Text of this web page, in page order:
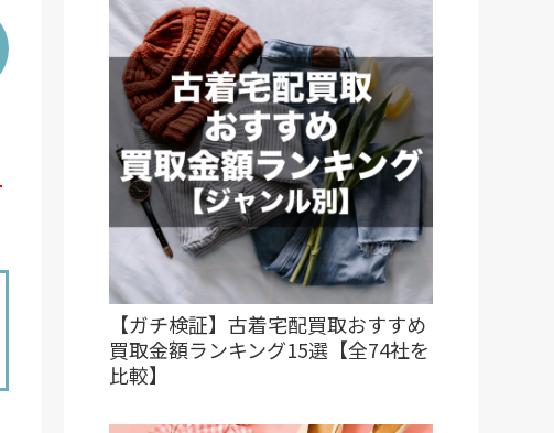
【ガチ検証】古着宅配買取おすすめ
買取金額ランキング15選【全74社を
比較】